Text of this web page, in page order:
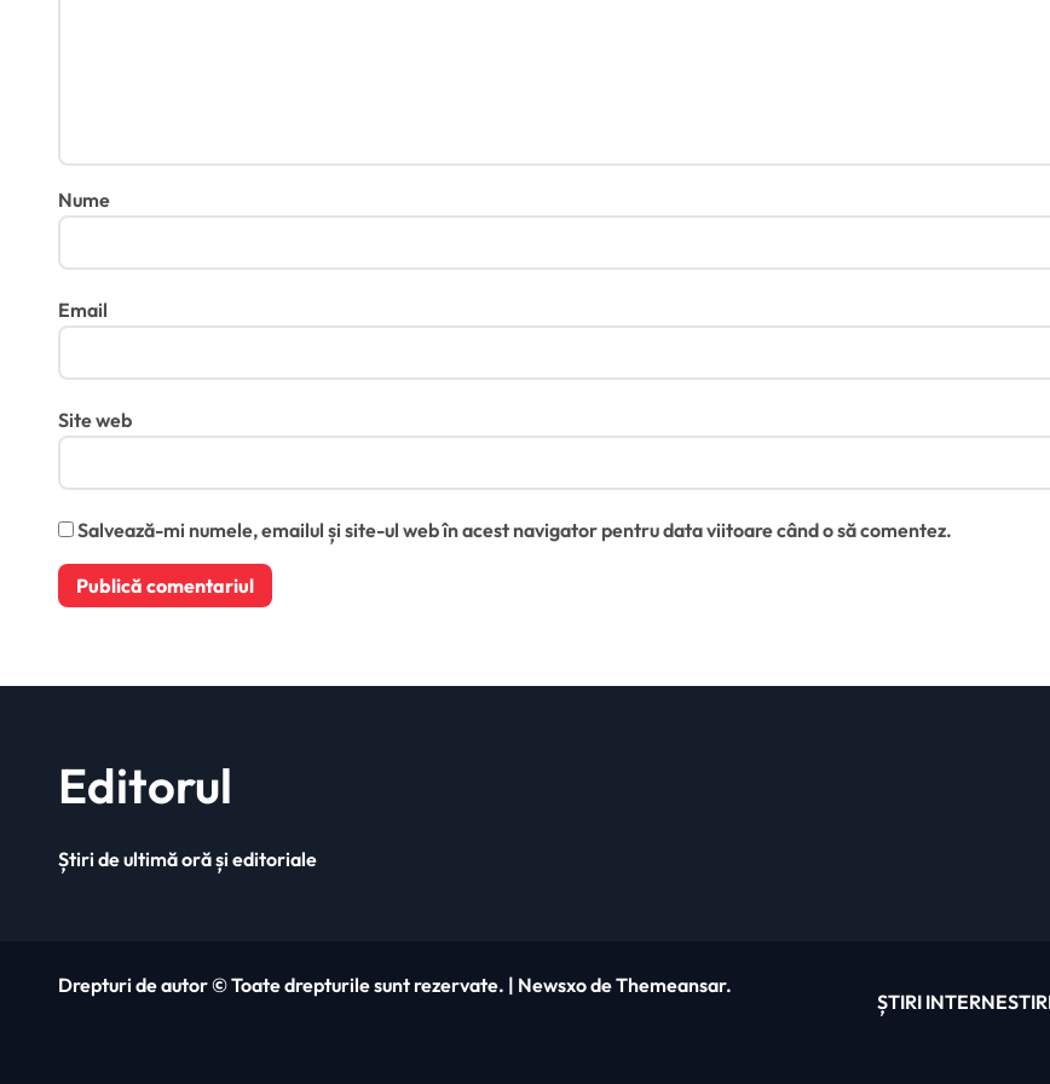
Nume
Email
Site web
Salvează-mi numele, emailul și site-ul web în acest navigator pentru data viitoare când o să comentez.
Editorul
Știri de ultimă oră și editoriale
Drepturi de autor © Toate drepturile sunt rezervate. | NewsxodeThemeansar.
ȘTIRI INTERNE